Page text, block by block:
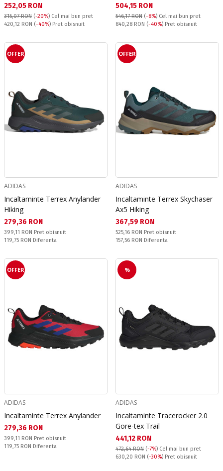
Текуща цена:
252,05 RON
315,07 RON (-20%) Cel mai bun pret
Pret obisnuit:
420,12 RON (-40%) Pret obisnuit
Текуща цена:
504,15 RON
546,17 RON (-8%) Cel mai bun pret
Pret obisnuit:
840,28 RON (-40%) Pret obisnuit
OFFER
ADIDAS
Incaltaminte Terrex Anylander
Hiking
Текуща цена:
279,36 RON
Pret obisnuit:
399,11 RON Pret obisnuit
Спестявате:
119,75 RON Diferenta
OFFER
ADIDAS
Incaltaminte Terrex Skychaser
Ax5 Hiking
Текуща цена:
367,59 RON
Pret obisnuit:
525,16 RON Pret obisnuit
Спестявате:
157,56 RON Diferenta
OFFER
ADIDAS
Incaltaminte Terrex Anylander
Текуща цена:
279,36 RON
Pret obisnuit:
399,11 RON Pret obisnuit
Спестявате:
119,75 RON Diferenta
%
ADIDAS
Incaltaminte Tracerocker 2.0
Gore-tex Trail
Текуща цена:
441,12 RON
472,64 RON (-7%) Cel mai bun pret
Pret obisnuit:
630,20 RON (-30%) Pret obisnuit